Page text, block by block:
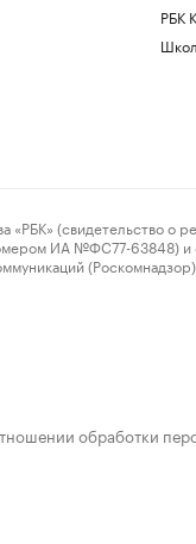
РБК
(свидетельство о
ИА №ФС77-63848) и
обработки